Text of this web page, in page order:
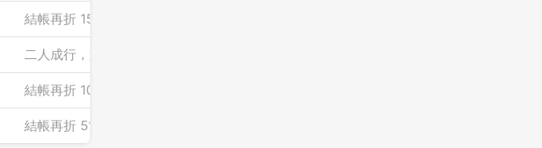
結帳再折 15%
二人成行，第二人餐標免費（人均計）
結帳再折 1000（單筆需滿 3000）
結帳再折 5%（單筆需滿 2000）